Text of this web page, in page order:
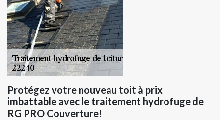
Protégez votre nouveau toit à prix
imbattable avec le traitement hydrofuge de
RG PRO Couverture!